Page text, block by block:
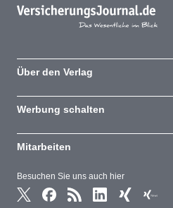
Besuchen Sie uns auch hier
Über den Verlag
Werbung schalten
Mitarbeiten